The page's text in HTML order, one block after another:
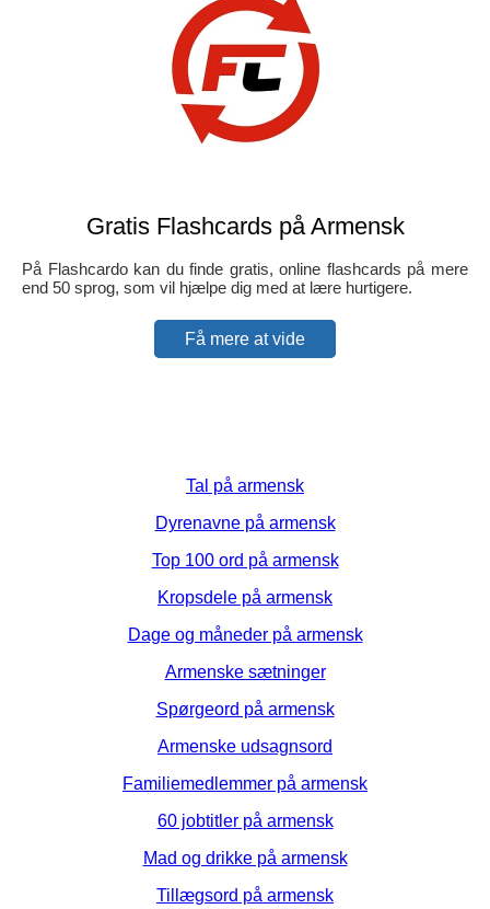
Gratis Flashcards på Armensk
På Flashcardo kan du finde gratis, online flashcards på mere
end 50 sprog, som vil hjælpe dig med at lære hurtigere.
Få mere at vide
Tal på armensk
Dyrenavne på armensk
Top 100 ord på armensk
Kropsdele på armensk
Dage og måneder på armensk
Armenske sætninger
Spørgeord på armensk
Armenske udsagnsord
Familiemedlemmer på armensk
60 jobtitler på armensk
Mad og drikke på armensk
Tillægsord på armensk